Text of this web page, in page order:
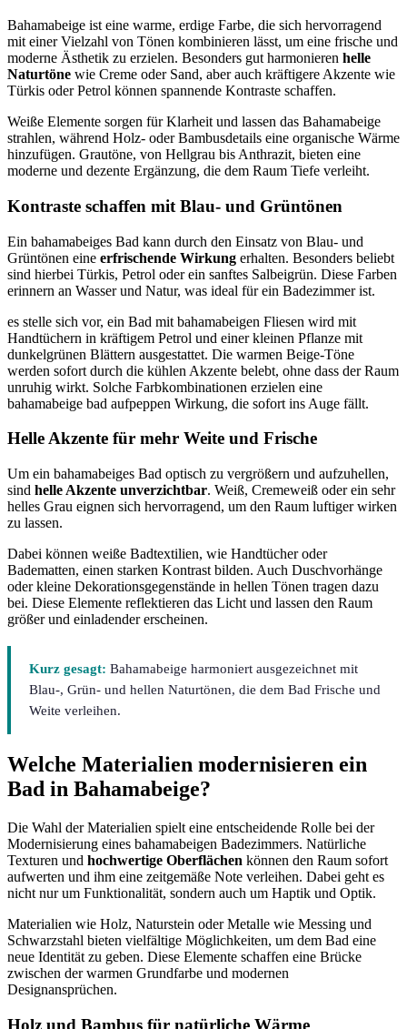
Bahamabeige ist eine warme, erdige Farbe, die sich hervorragend
mit einer Vielzahl von Tönen kombinieren lässt, um eine frische und
moderne Ästhetik zu erzielen. Besonders gut harmonieren helle
Naturtöne wie Creme oder Sand, aber auch kräftigere Akzente wie
Türkis oder Petrol können spannende Kontraste schaffen.
Weiße Elemente sorgen für Klarheit und lassen das Bahamabeige
strahlen, während Holz- oder Bambusdetails eine organische Wärme
hinzufügen. Grautöne, von Hellgrau bis Anthrazit, bieten eine
moderne und dezente Ergänzung, die dem Raum Tiefe verleiht.
Kontraste schaffen mit Blau- und Grüntönen
Ein bahamabeiges Bad kann durch den Einsatz von Blau- und
Grüntönen eine erfrischende Wirkung erhalten. Besonders beliebt
sind hierbei Türkis, Petrol oder ein sanftes Salbeigrün. Diese Farben
erinnern an Wasser und Natur, was ideal für ein Badezimmer ist.
es stelle sich vor, ein Bad mit bahamabeigen Fliesen wird mit
Handtüchern in kräftigem Petrol und einer kleinen Pflanze mit
dunkelgrünen Blättern ausgestattet. Die warmen Beige-Töne
werden sofort durch die kühlen Akzente belebt, ohne dass der Raum
unruhig wirkt. Solche Farbkombinationen erzielen eine
bahamabeige bad aufpeppen Wirkung, die sofort ins Auge fällt.
Helle Akzente für mehr Weite und Frische
Um ein bahamabeiges Bad optisch zu vergrößern und aufzuhellen,
sind helle Akzente unverzichtbar. Weiß, Cremeweiß oder ein sehr
helles Grau eignen sich hervorragend, um den Raum luftiger wirken
zu lassen.
Dabei können weiße Badtextilien, wie Handtücher oder
Badematten, einen starken Kontrast bilden. Auch Duschvorhänge
oder kleine Dekorationsgegenstände in hellen Tönen tragen dazu
bei. Diese Elemente reflektieren das Licht und lassen den Raum
größer und einladender erscheinen.
Kurz gesagt: Bahamabeige harmoniert ausgezeichnet mit
Blau-, Grün- und hellen Naturtönen, die dem Bad Frische und
Weite verleihen.
Welche Materialien modernisieren ein
Bad in Bahamabeige?
Die Wahl der Materialien spielt eine entscheidende Rolle bei der
Modernisierung eines bahamabeigen Badezimmers. Natürliche
Texturen und hochwertige Oberflächen können den Raum sofort
aufwerten und ihm eine zeitgemäße Note verleihen. Dabei geht es
nicht nur um Funktionalität, sondern auch um Haptik und Optik.
Materialien wie Holz, Naturstein oder Metalle wie Messing und
Schwarzstahl bieten vielfältige Möglichkeiten, um dem Bad eine
neue Identität zu geben. Diese Elemente schaffen eine Brücke
zwischen der warmen Grundfarbe und modernen
Designansprüchen.
Holz und Bambus für natürliche Wärme